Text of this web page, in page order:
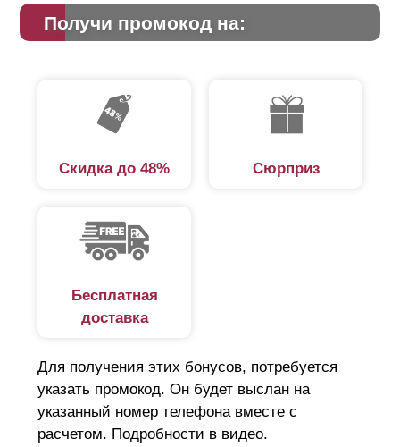
Получи промокод на:
Скидка до 48% Сюрприз
Бесплатная
доставка
Для получения этих бонусов, потребуется
указать промокод. Он будет выслан на
указанный номер телефона вместе с
расчетом. Подробности в видео.